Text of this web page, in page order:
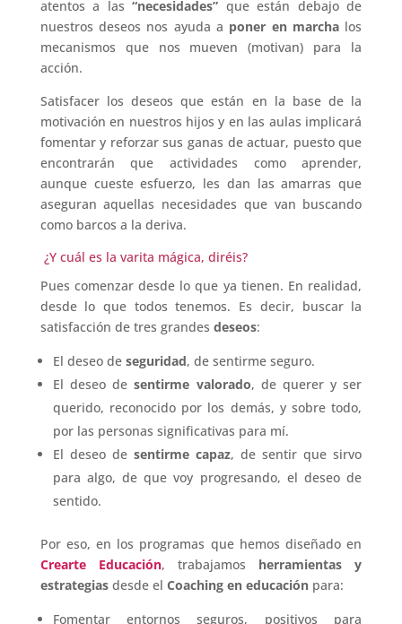
atentos a las“necesidades” que están debajo de
nuestros deseos nos ayuda a poner en marchalos
mecanismos que nos mueven (motivan) para la
acción.
Satisfacer los deseos que están en la base de la
motivación en nuestros hijos y en las aulas implicará
fomentar y reforzar sus ganas de actuar, puesto que
encontrarán que actividades como aprender,
aunque cueste esfuerzo, les dan las amarras que
aseguran aquellas necesidades que van buscando
como barcos a la deriva.
¿Y cuál es la varita mágica, diréis?
Pues comenzar desde lo que ya tienen. En realidad,
desde lo que todos tenemos. Es decir, buscar la
satisfacción de tres grandes deseos:
El deseo de seguridad, de sentirme seguro.
El deseo desentirme valorado, de querer y ser
querido, reconocido por los demás, y sobre todo,
por las personas significativas para mí.
El deseo de sentirme capaz, de sentir que sirvo
para algo, de que voy progresando, el deseo de
sentido.
Por eso, en los programas que hemos diseñado en
Crearte Educación, trabajamos herramientas y
estrategiasdesde el Coaching en educaciónpara:
Fomentar entornos seguros, positivos para